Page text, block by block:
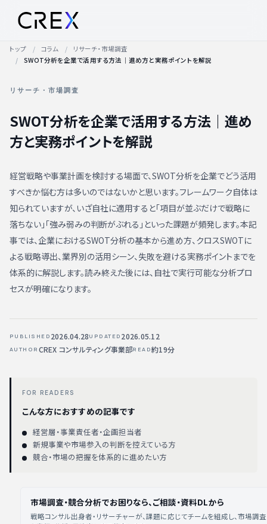
トップ コラム
リサーチ・市場調査
SWOT分析を企業で活用する方法｜進め方と実務ポイントを解説
リサーチ・市場調査
SWOT分析を企業で活用する方法｜進め
方と実務ポイントを解説
経営戦略や事業計画を検討する場面で、SWOT分析を企業でどう活用
すべきか悩む方は多いのではないかと思います。フレームワーク自体は
知られていますが、いざ自社に適用すると「項目が並ぶだけで戦略に
落ちない」「強み弱みの判断がぶれる」といった課題が頻発します。本記
事では、企業におけるSWOT分析の基本から進め方、クロスSWOTに
よる戦略導出、業界別の活用シーン、失敗を避ける実務ポイントまでを
体系的に解説します。読み終えた後には、自社で実行可能な分析プロ
セスが明確になります。
PUBLISHED 2026.04.28UPDATED 2026.05.12
AUTHOR CREX コンサルティング事業部READ約19分
FOR READERS
こんな方におすすめの記事です
経営層・事業責任者・企画担当者
新規事業や市場参入の判断を控えている方
競合・市場の把握を体系的に進めたい方
市場調査・競合分析でお困りなら、ご相談・資料DLから
戦略コンサル出身者・リサーチャーが、課題に応じてチームを組成し、市場調